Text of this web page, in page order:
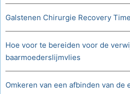
Galstenen Chirurgie Recovery Time
Hoe voor te bereiden voor de
baarmoederslijmvlies
Omkeren van een afbinden van de